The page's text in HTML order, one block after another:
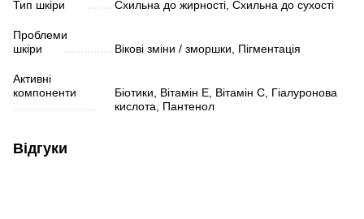
Тип шкіри Схильна до жирності, Схильна до сухості
Проблеми
шкіри
Вікові зміни / зморшки, Пігментація
Активні
компоненти
Біотики, Вітамін Е, Вітамін С, Гіалуронова
кислота, Пантенол
Відгуки